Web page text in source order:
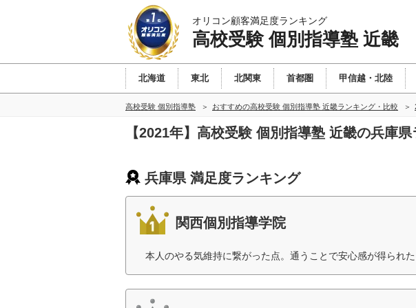
オリコン顧客満足度ランキング
高校受験 個別指導塾 近畿
北海道 東北 北関東 首都圏 甲信越・北陸
高校受験 個別指導塾 おすすめの高校受験 個別指導塾 近畿ランキング・比較
【2021年】高校受験 個別指導塾 近畿の兵庫
兵庫県 満足度ランキング
関西個別指導学院
本人のやる気維持に繋がった点。通うことで安心感が得られた